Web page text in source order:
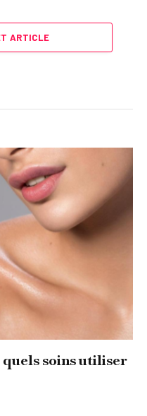
ARTICLE
quels soins utiliser